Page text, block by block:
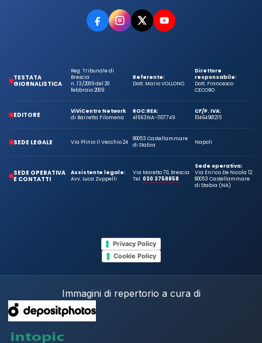
TESTATA
GIORNALISTICA
Reg. Tribunale di
Brescia
n. 13/2009 del 20
febbraio 2009
Referente:
Dott. Mario VOLLONO
Direttore
responsabile:
Dott. Francesco
CECORO
EDITORE
ViViCentro Network
di Barretta Filomena
ROC:
41663
REA:
NA-1107749
CF/P. IVA:
10464981215
SEDE LEGALE Via Plinio Il Vecchio 24
80053 Castellammare
di Stabia
Napoli
SEDE OPERATIVA
E CONTATTI
Assistente legale:
Avv. Luca Zuppelli
Via Moretto 70, Brescia
Tel.030 3758858
Sede operativa:
Via Enrico De Nicola 12
80053 Castellammare
di Stabia (NA)
Privacy Policy
Cookie Policy
Immagini di repertorio a cura di